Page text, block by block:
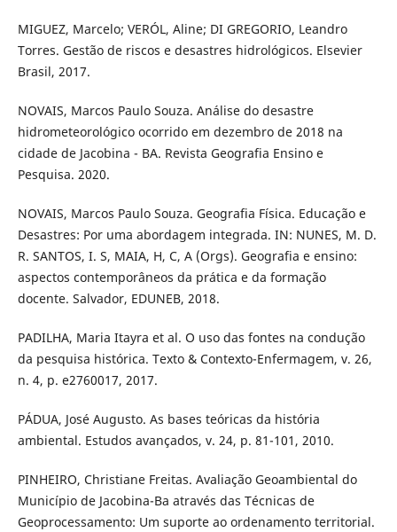
MIGUEZ, Marcelo; VERÓL, Aline; DI GREGORIO, Leandro
Torres. Gestão de riscos e desastres hidrológicos. Elsevier
Brasil, 2017.
NOVAIS, Marcos Paulo Souza. Análise do desastre
hidrometeorológico ocorrido em dezembro de 2018 na
cidade de Jacobina - BA. Revista Geografia Ensino e
Pesquisa. 2020.
NOVAIS, Marcos Paulo Souza. Geografia Física. Educação e
Desastres: Por uma abordagem integrada. IN: NUNES, M. D.
R. SANTOS, I. S, MAIA, H, C, A (Orgs). Geografia e ensino:
aspectos contemporâneos da prática e da formação
docente. Salvador, EDUNEB, 2018.
PADILHA, Maria Itayra et al. O uso das fontes na condução
da pesquisa histórica. Texto & Contexto-Enfermagem, v. 26,
n. 4, p. e2760017, 2017.
PÁDUA, José Augusto. As bases teóricas da história
ambiental. Estudos avançados, v. 24, p. 81-101, 2010.
PINHEIRO, Christiane Freitas. Avaliação Geoambiental do
Município de Jacobina-Ba através das Técnicas de
Geoprocessamento: Um suporte ao ordenamento territorial.